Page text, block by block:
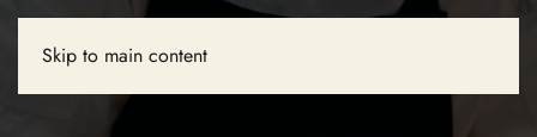
Skip to main content